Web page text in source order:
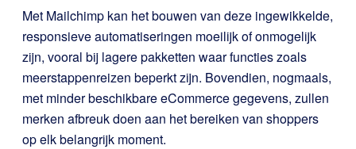
Met Mailchimp kan het bouwen van deze ingewikkelde,
responsieve automatiseringen moeilijk of onmogelijk
zijn, vooral bij lagere pakketten waar functies zoals
meerstappenreizen beperkt zijn. Bovendien, nogmaals,
met minder beschikbare eCommerce gegevens, zullen
merken afbreuk doen aan het bereiken van shoppers
op elk belangrijk moment.